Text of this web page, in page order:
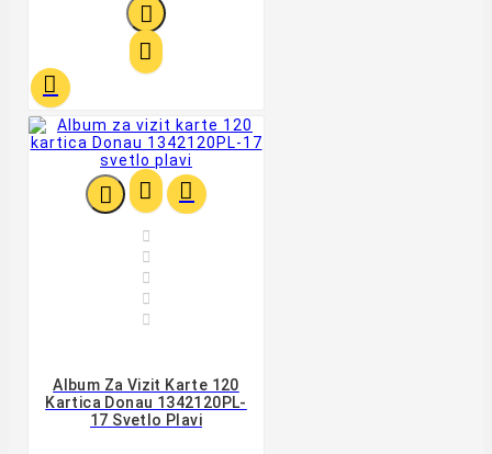



  





Album Za Vizit Karte 120
Kartica Donau 1342120PL-
17 Svetlo Plavi